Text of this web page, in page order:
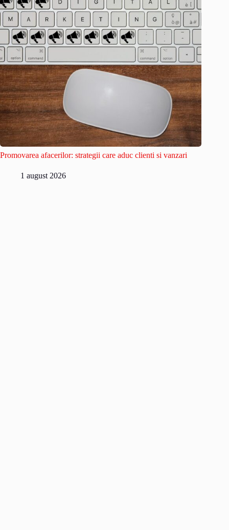
Promovarea afacerilor: strategii care aduc clienti si vanzari
1 august 2026